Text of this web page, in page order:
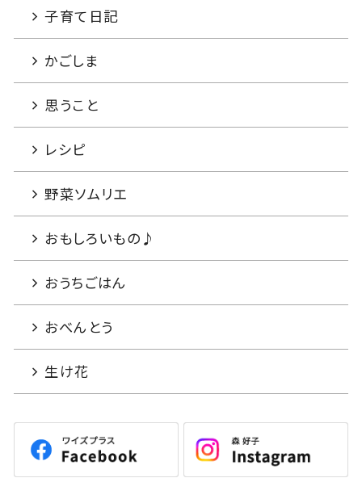
子育て日記
かごしま
思うこと
レシピ
野菜ソムリエ
おもしろいもの♪
おうちごはん
おべんとう
生け花